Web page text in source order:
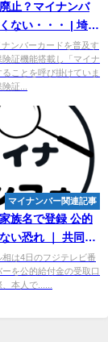
止？ マイナンバ
ない・・・ | 埼玉
合
ンバーカードを普及す
証機能搭載し「マイナ
ことを呼び掛けていま
証...
マイナンバー関連記事
族名で登録 公的
い恐れ ｜ 共同通
は4日のフジテレビ番
を公的給付金の受取口
本人で......